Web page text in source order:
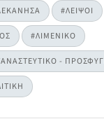
#ΛΕΙΨΟΙ
#ΛΙΜΕΝΙΚΟ
-